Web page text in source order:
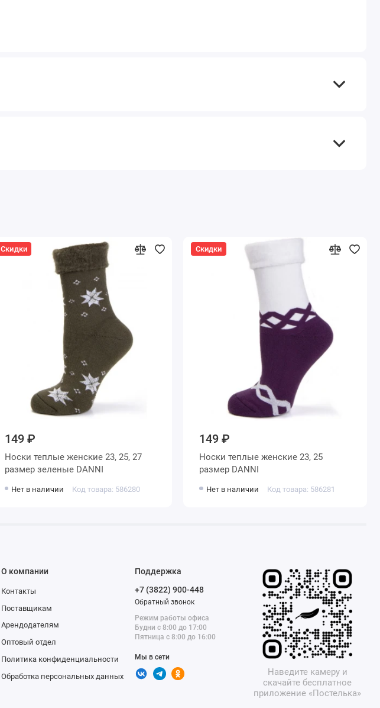
Скидки
149 ₽
Носки теплые женские 23, 25, 27
размер зеленые DANNI
Нет в наличии Код товара: 586280
Скидки
149 ₽
Носки теплые женские 23, 25
размер DANNI
Нет в наличии Код товара: 586281
О компании
Контакты
Поставщикам
Арендодателям
Оптовый отдел
Политика конфиденциальности
Обработка персональных данных
Поддержка
+7 (3822) 900-448
Обратный звонок
Режим работы офиса
Будни с 8:00 до 17:00
Пятница с 8:00 до 16:00
Мы в сети
Наведите камеру и
скачайте бесплатное
приложение «Постелька»